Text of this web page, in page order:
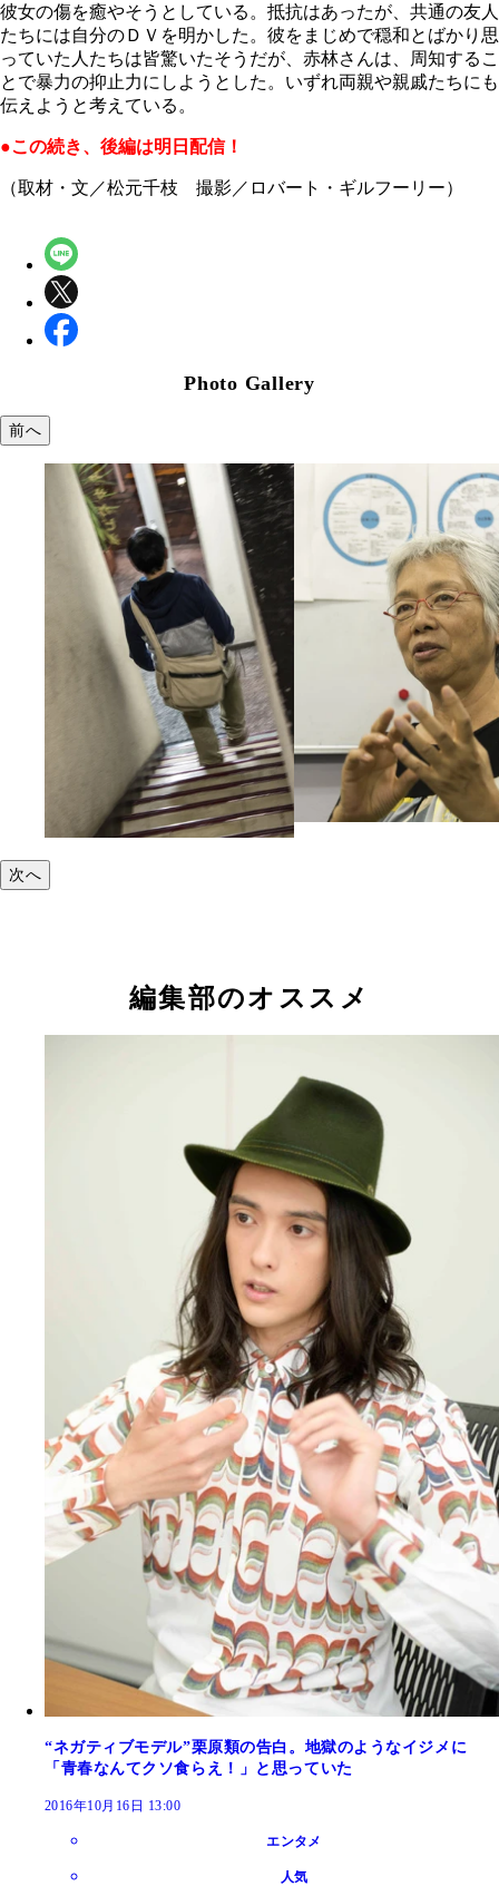
彼女の傷を癒やそうとしている。抵抗はあったが、共通の友人
たちには自分のＤＶを明かした。彼をまじめで穏和とばかり思
っていた人たちは皆驚いたそうだが、赤林さんは、周知するこ
とで暴力の抑止力にしようとした。いずれ両親や親戚たちにも
伝えようと考えている。
●この続き、後編は明日配信！
（取材・文／松元千枝 撮影／ロバート・ギルフーリー）
Photo Gallery
前へ
次へ
編集部のオススメ
“ネガティブモデル”栗原類の告白。地獄のようなイジメに
「青春なんてクソ食らえ！」と思っていた
2016年10月16日 13:00
エンタメ
人気